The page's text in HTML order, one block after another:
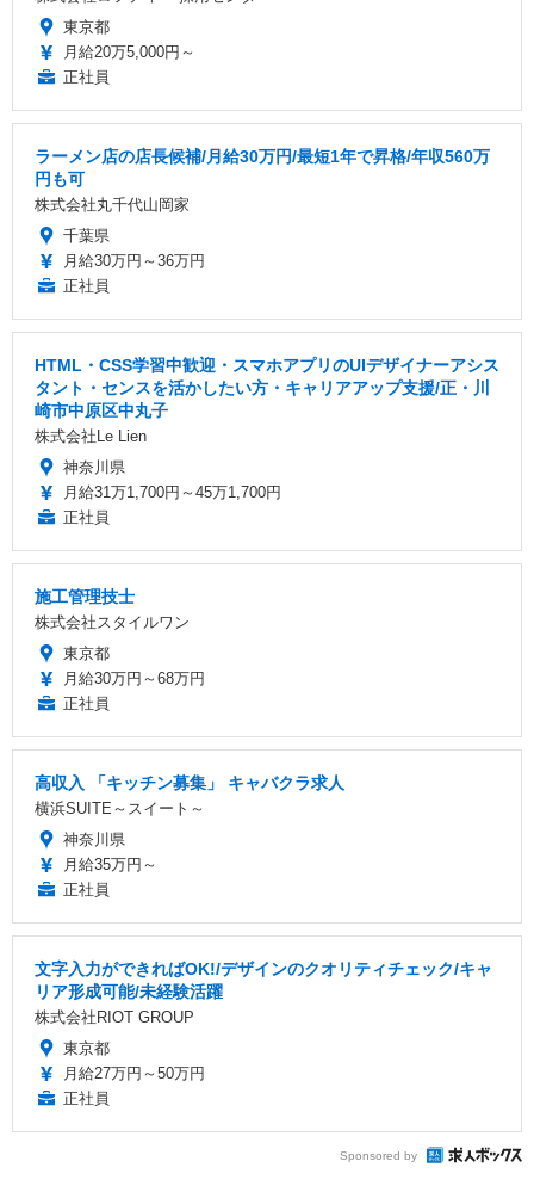
東京都
月給20万5,000円～
正社員
ラーメン店の店長候補/月給30万円/最短1年で昇格/年収560万
円も可
株式会社丸千代山岡家
千葉県
月給30万円～36万円
正社員
HTML・CSS学習中歓迎・スマホアプリのUIデザイナーアシス
タント・センスを活かしたい方・キャリアアップ支援/正・川
崎市中原区中丸子
株式会社Le Lien
神奈川県
月給31万1,700円～45万1,700円
正社員
施工管理技士
株式会社スタイルワン
東京都
月給30万円～68万円
正社員
高収入 「キッチン募集」 キャバクラ求人
横浜SUITE～スイート～
神奈川県
月給35万円～
正社員
文字入力ができればOK!/デザインのクオリティチェック/キャ
リア形成可能/未経験活躍
株式会社RIOT GROUP
東京都
月給27万円～50万円
正社員
Sponsored by